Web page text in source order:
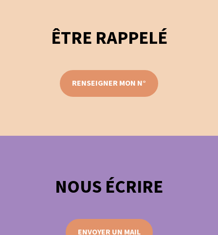
ÊTRE RAPPELÉ
RENSEIGNER MON N°
NOUS ÉCRIRE
ENVOYER UN MAIL